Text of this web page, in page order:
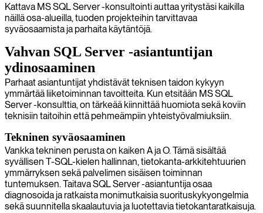
Kattava MS SQL Server -konsultointi auttaa yritystäsi kaikilla
näillä osa-alueilla, tuoden projekteihin tarvittavaa
syväosaamista ja parhaita käytäntöjä.
Vahvan SQL Server -asiantuntijan
ydinosaaminen
Parhaat asiantuntijat yhdistävät teknisen taidon kykyyn
ymmärtää liiketoiminnan tavoitteita. Kun etsitään MS SQL
Server -konsulttia, on tärkeää kiinnittää huomiota sekä koviin
teknisiin taitoihin että pehmeämpiin yhteistyövalmiuksiin.
Tekninen syväosaaminen
Vankka tekninen perusta on kaiken A ja O. Tämä sisältää
syvällisen T-SQL-kielen hallinnan, tietokanta-arkkitehtuurien
ymmärryksen sekä palvelimen sisäisen toiminnan
tuntemuksen. Taitava SQL Server -asiantuntija osaa
diagnosoida ja ratkaista monimutkaisia suorituskykyongelmia
sekä suunnitella skaalautuvia ja luotettavia tietokantaratkaisuja.